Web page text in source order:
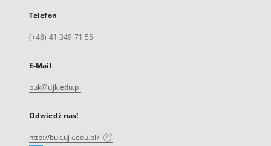
Telefon
(+48) 41 349 71 55
E-Mail
buk@ujk.edu.pl
Odwiedź nas!
http://buk.ujk.edu.pl/